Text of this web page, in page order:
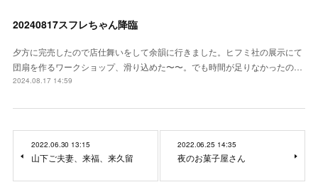
20240817スフレちゃん降臨
夕方に完売したので店仕舞いをして余韻に行きました。ヒフミ社の展示にて
団扇を作るワークショップ、滑り込めた〜〜。でも時間が足りなかったの…
2024.08.17 14:59
2022.06.30 13:15
山下ご夫妻、来福、来久留
2022.06.25 14:35
夜のお菓子屋さん